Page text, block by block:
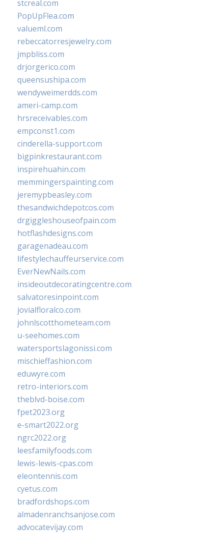
stcreal.com
PopUpFlea.com
valueml.com
rebeccatorresjewelry.com
jmpbliss.com
drjorgerico.com
queensushipa.com
wendyweimerdds.com
ameri-camp.com
hrsreceivables.com
empconst1.com
cinderella-support.com
bigpinkrestaurant.com
inspirehuahin.com
memmingerspainting.com
jeremypbeasley.com
thesandwichdepotcos.com
drgiggleshouseofpain.com
hotflashdesigns.com
garagenadeau.com
lifestylechauffeurservice.com
EverNewNails.com
insideoutdecoratingcentre.com
salvatoresinpoint.com
jovialfloralco.com
johnlscotthometeam.com
u-seehomes.com
watersportslagonissi.com
mischieffashion.com
eduwyre.com
retro-interiors.com
theblvd-boise.com
fpet2023.org
e-smart2022.org
ngrc2022.org
leesfamilyfoods.com
lewis-lewis-cpas.com
eleontennis.com
cyetus.com
bradfordshops.com
almadenranchsanjose.com
advocatevijay.com